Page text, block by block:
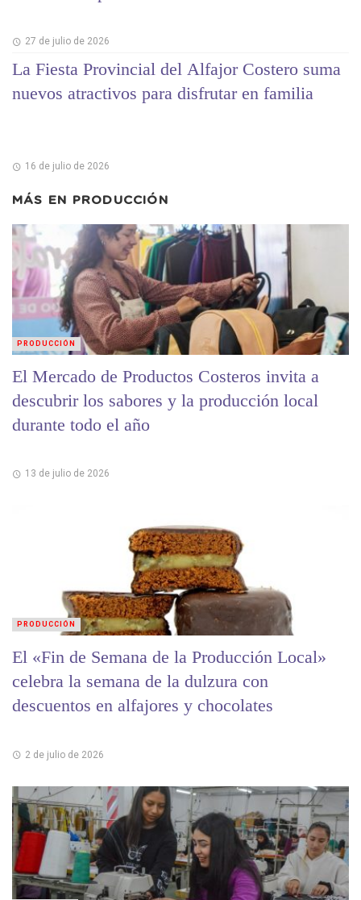
27 de julio de 2026
La Fiesta Provincial del Alfajor Costero suma
nuevos atractivos para disfrutar en familia
16 de julio de 2026
MÁS EN PRODUCCIÓN
El Mercado de Productos Costeros invita a
descubrir los sabores y la producción local
durante todo el año
13 de julio de 2026
PRODUCCIÓN
El «Fin de Semana de la Producción Local»
celebra la semana de la dulzura con
descuentos en alfajores y chocolates
2 de julio de 2026
PRODUCCIÓN